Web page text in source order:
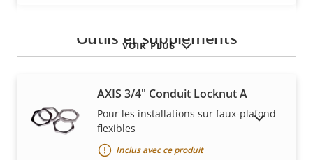
VOIR PLUS
Outils et suppléments
AXIS 3/4" Conduit Locknut A
Pour les installations sur faux-plafond
flexibles
Inclus avec ce produit
AFFICHER LES PRODUITS ABANDONNÉS